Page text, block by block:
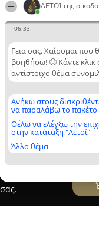
ΑΕΤΟΊ της
06:33
Γεια σας. Χαίρομαι που
βοηθήσω! 🙂 Κάντε κλικ
αντίστοιχο θέμα
Ανήκω στους
να παραλάβω το
Θέλω να ελέγξω την
στην κατάταξη "Αετοί"
Άλλο θέμα